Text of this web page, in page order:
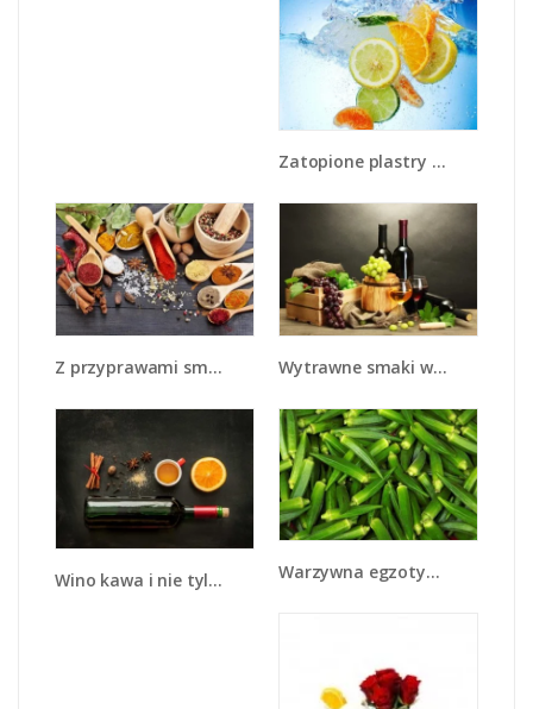
Zatopione plastry owoców - JN057
Z przyprawami smaczniej - JN707 Wytrawne smaki wina - JN289
Wino kawa i nie tylko - JN583 Warzywna egzotyka - JN191